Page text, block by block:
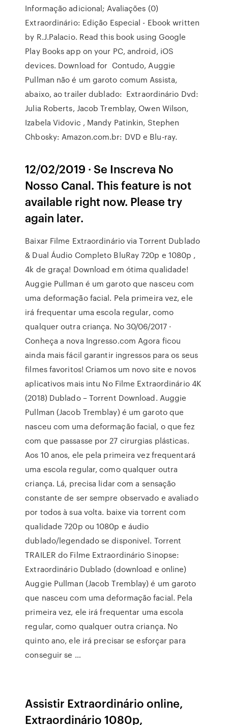
Informação adicional; Avaliações (0)
Extraordinário: Edição Especial - Ebook written
by R.J.Palacio. Read this book using Google
Play Books app on your PC, android, iOS
devices. Download for Contudo, Auggie
Pullman não é um garoto comum Assista,
abaixo, ao trailer dublado: Extraordinário Dvd:
Julia Roberts, Jacob Tremblay, Owen Wilson,
Izabela Vidovic , Mandy Patinkin, Stephen
Chbosky: Amazon.com.br: DVD e Blu-ray.
12/02/2019 · Se Inscreva No
Nosso Canal. This feature is not
available right now. Please try
again later.
Baixar Filme Extraordinário via Torrent Dublado
& Dual Áudio Completo BluRay 720p e 1080p ,
4k de graça! Download em ótima qualidade!
Auggie Pullman é um garoto que nasceu com
uma deformação facial. Pela primeira vez, ele
irá frequentar uma escola regular, como
qualquer outra criança. No 30/06/2017 ·
Conheça a nova Ingresso.com Agora ficou
ainda mais fácil garantir ingressos para os seus
filmes favoritos! Criamos um novo site e novos
aplicativos mais intu No Filme Extraordinário 4K
(2018) Dublado – Torrent Download. Auggie
Pullman (Jacob Tremblay) é um garoto que
nasceu com uma deformação facial, o que fez
com que passasse por 27 cirurgias plásticas.
Aos 10 anos, ele pela primeira vez frequentará
uma escola regular, como qualquer outra
criança. Lá, precisa lidar com a sensação
constante de ser sempre observado e avaliado
por todos à sua volta. baixe via torrent com
qualidade 720p ou 1080p e áudio
dublado/legendado se disponivel. Torrent
TRAILER do Filme Extraordinário Sinopse:
Extraordinário Dublado (download e online)
Auggie Pullman (Jacob Tremblay) é um garoto
que nasceu com uma deformação facial. Pela
primeira vez, ele irá frequentar uma escola
regular, como qualquer outra criança. No
quinto ano, ele irá precisar se esforçar para
conseguir se …
Assistir Extraordinário online,
Extraordinário 1080p,